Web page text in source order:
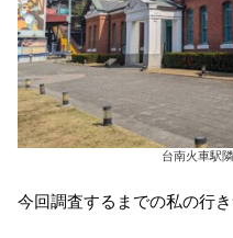
台南火車駅
今回調査するまでの私の行